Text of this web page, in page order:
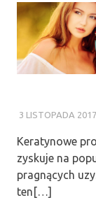
3 LISTOPADA 2017
Keratynowe
zyskuje na
pragnących
ten[…]